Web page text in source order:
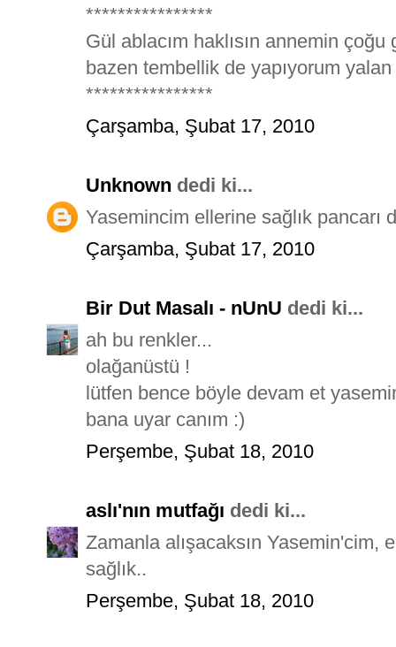
****************
Gül ablacım haklısın annemin çoğu
bazen tembellik de yapıyorum
****************
Çarşamba, Şubat 17, 2010
Unknown dedi ki...
Yasemincim ellerine sağlık pancarı
Çarşamba, Şubat 17, 2010
Bir Dut Masalı - nUnU dedi ki...
ah bu renkler...
olağanüstü !
lütfen bence böyle devam et
bana uyar canım :)
Perşembe, Şubat 18, 2010
aslı'nın mutfağı dedi ki...
Zamanla alışacaksın Yasemin'cim,
sağlık..
Perşembe, Şubat 18, 2010